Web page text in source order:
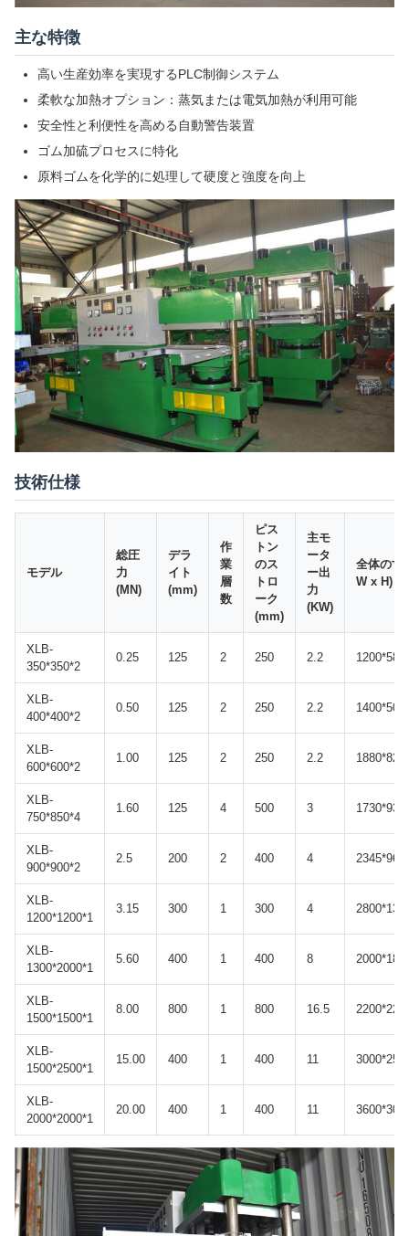
主な特徴
高い生産効率を実現するPLC制御システム
柔軟な加熱オプション：蒸気または電気加熱が利用可能
安全性と利便性を高める自動警告装置
ゴム加硫プロセスに特化
原料ゴムを化学的に処理して硬度と強度を向上
技術仕様
モデル
総圧
力
(MN)
デラ
イト
(mm)
作
業
層
数
ピス
トン
のス
トロ
ーク
(mm)
主モ
ータ
ー出
力
(KW)
全体の寸
W x H)
XLB-
350*350*2
0.25 125 2 250 2.2
XLB-
400*400*2
0.50 125 2 250 2.2
XLB-
600*600*2
1.00 125 2 250 2.2
XLB-
750*850*4
1.60 125 4 500 3
XLB-
900*900*2
2.5 200 2 400 4
XLB-
1200*1200*1
3.15 300 1 300 4
XLB-
1300*2000*1
5.60 400 1 400 8
XLB-
1500*1500*1
8.00 800 1 800 16.5
XLB-
1500*2500*1
15.00 400 1 400 11
XLB-
2000*2000*1
20.00 400 1 400 11